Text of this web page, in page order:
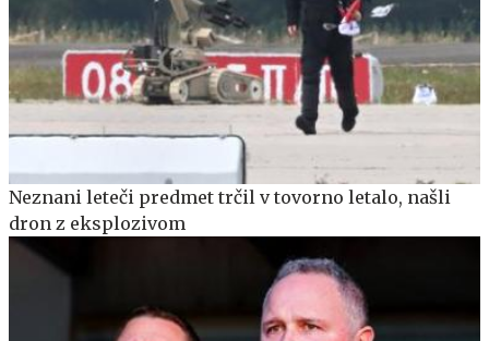
Neznani leteči predmet trčil v tovorno letalo, našli
dron z eksplozivom